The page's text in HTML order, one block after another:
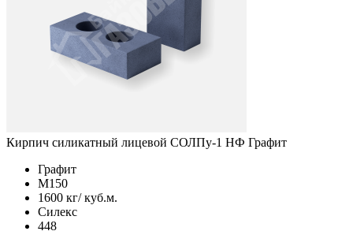
Кирпич силикатный лицевой СОЛПу-1 НФ Графит
Графит
М150
1600 кг/ куб.м.
Силекс
448